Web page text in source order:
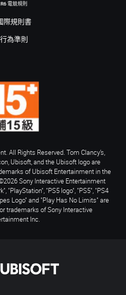
R6 電競規則
際規則書
行為準則
All Rights Reserved. Tom Clancy’s,
Ubisoft, and the Ubisoft logo are
of Ubisoft Entertainment in the
Sony Interactive Entertainment
"PlayStation", "PS5 logo", "PS5", "PS4
Logo" and "Play Has No Limits" are
trademarks of Sony Interactive
Inc.